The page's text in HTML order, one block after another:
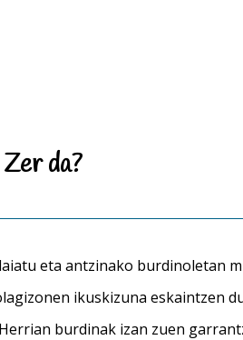
Zer da?
eta antzinako burdinoletan
ikuskizuna eskaintzen
burdinak izan zuen